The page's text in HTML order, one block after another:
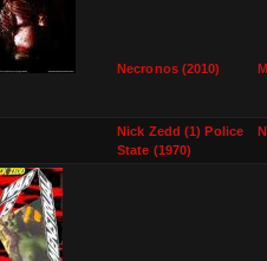
Necronos (2010)
Nick Zedd (1) Police
State (1970)